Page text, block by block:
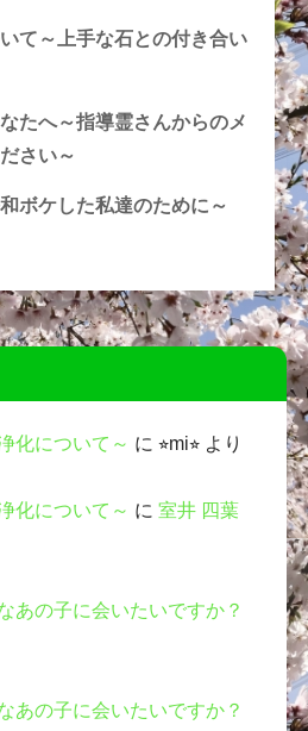
て～上手な石との付き合い
たへ～指導霊さんからのメ
さい～
ボケした私達のために～
化について～ に ⭐︎mi⭐︎より
化について～ に 室井 四葉
あの子に会いたいですか？
あの子に会いたいですか？